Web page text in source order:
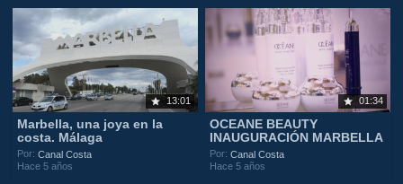
13:01
Marbella, una joya en la
costa. Málaga
Por:Canal Costa
Hace 5 años
01:34
OCEANE BEAUTY
INAUGURACIÓN MARBELLA
Por:Canal Costa
Hace 5 años